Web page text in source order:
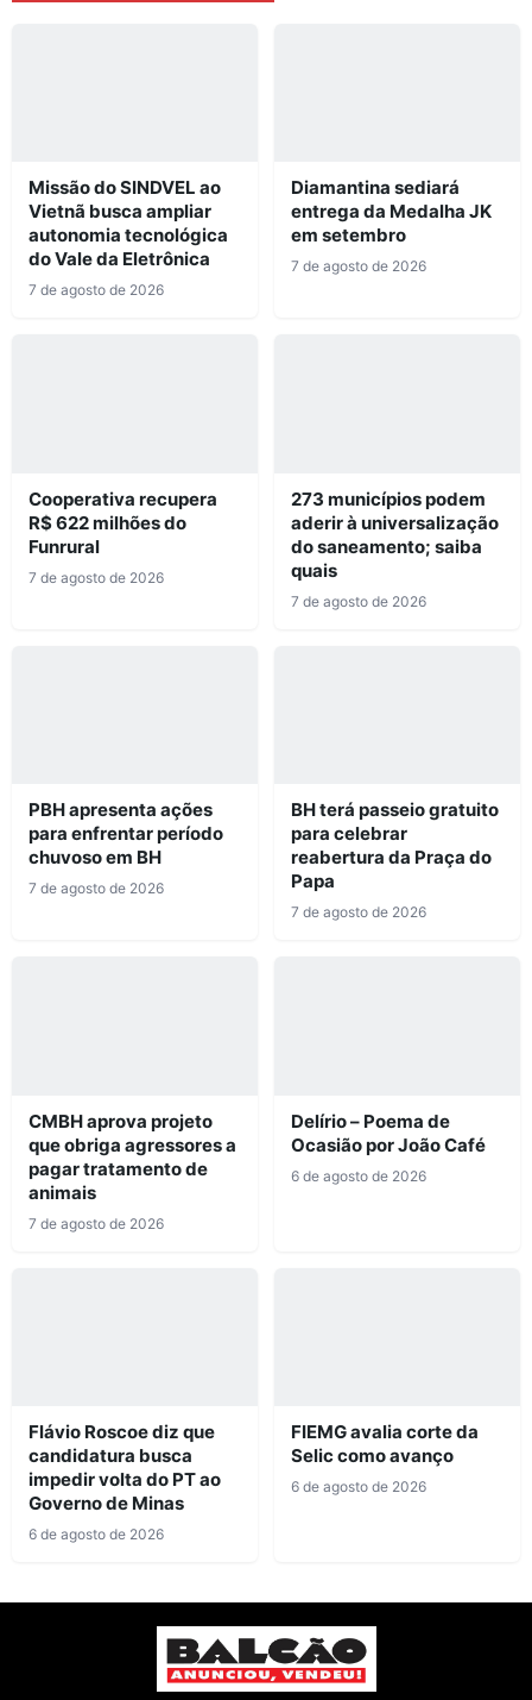
Missão do SINDVEL ao
Vietnã busca ampliar
autonomia tecnológica
do Vale da Eletrônica
7 de agosto de 2026
Diamantina sediará
entrega da Medalha JK
em setembro
7 de agosto de 2026
Cooperativa recupera
R$ 622 milhões do
Funrural
7 de agosto de 2026
273 municípios podem
aderir à universalização
do saneamento; saiba
quais
7 de agosto de 2026
PBH apresenta ações
para enfrentar período
chuvoso em BH
7 de agosto de 2026
BH terá passeio gratuito
para celebrar
reabertura da Praça do
Papa
7 de agosto de 2026
CMBH aprova projeto
que obriga agressores a
pagar tratamento de
animais
7 de agosto de 2026
Delírio – Poema de
Ocasião por João Café
6 de agosto de 2026
Flávio Roscoe diz que
candidatura busca
impedir volta do PT ao
Governo de Minas
6 de agosto de 2026
FIEMG avalia corte da
Selic como avanço
6 de agosto de 2026